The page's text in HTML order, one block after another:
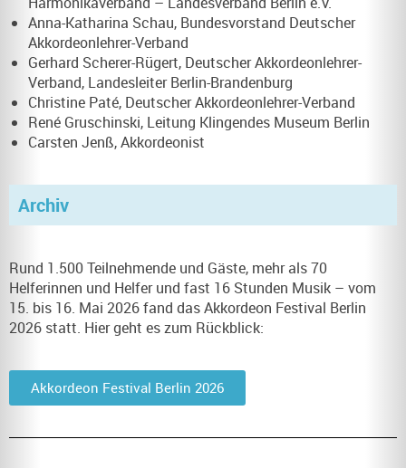
Anna-Katharina Schau, Bundesvorstand Deutscher
Akkordeonlehrer-Verband
Gerhard Scherer-Rügert, Deutscher Akkordeonlehrer-
Verband, Landesleiter Berlin-Brandenburg
Christine Paté, Deutscher Akkordeonlehrer-Verband
René Gruschinski, Leitung Klingendes Museum Berlin
Carsten Jenß, Akkordeonist
Archiv
Rund 1.500 Teilnehmende und Gäste, mehr als 70
Helferinnen und Helfer und fast 16 Stunden Musik – vom
15. bis 16. Mai 2026 fand das Akkordeon Festival Berlin
2026 statt. Hier geht es zum Rückblick:
Akkordeon Festival Berlin 2026